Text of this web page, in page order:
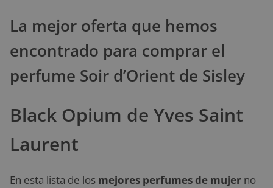
La mejor oferta que hemos
encontrado para comprar el
perfume Soir d’Orient de Sisley
Black Opium de Yves Saint
Laurent
En esta lista de los mejores perfumes de mujer no